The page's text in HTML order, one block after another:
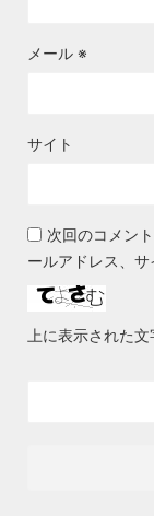
メール ※
サイト
次回のコメン
ールアドレス、サ
上に表示された